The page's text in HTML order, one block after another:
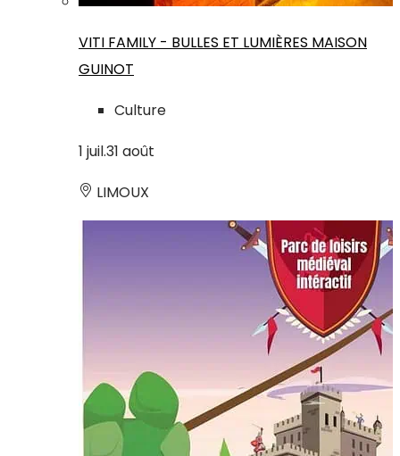
VITI FAMILY - BULLES ET LUMIÈRES MAISON
GUINOT
Culture
1 juil.31 août
LIMOUX